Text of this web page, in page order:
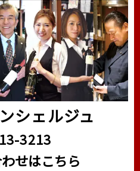
シェルジュ
3213
せはこちら